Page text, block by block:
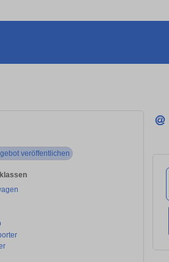
veröffentlichen